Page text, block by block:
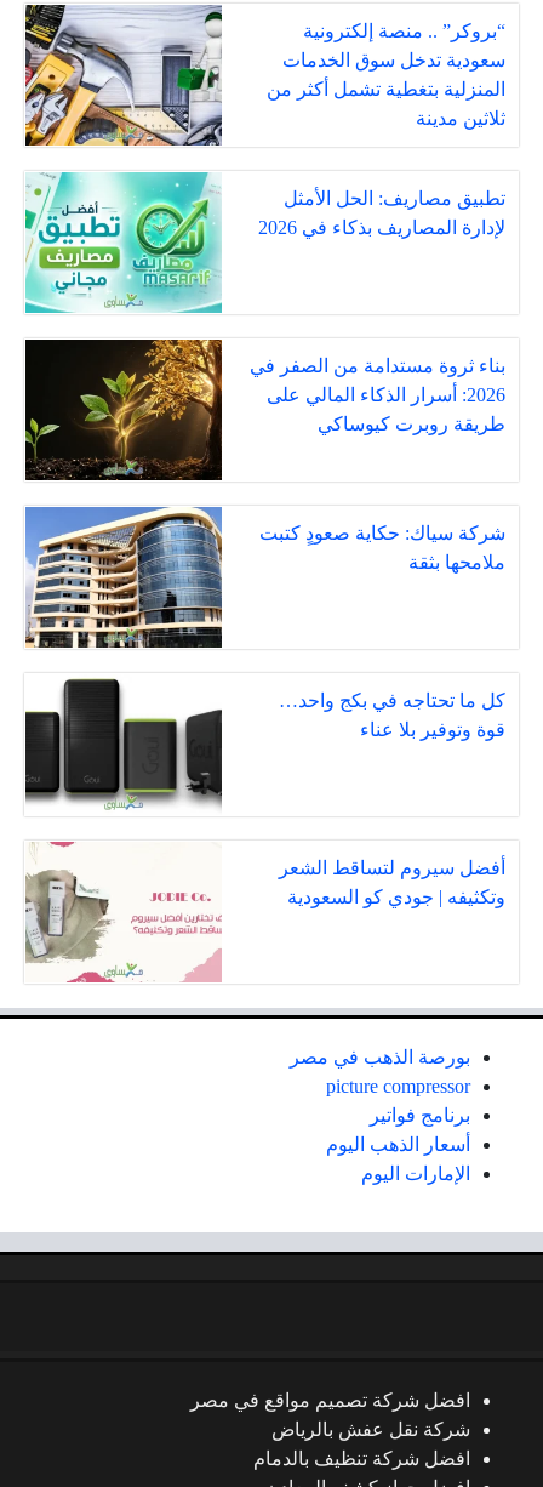
“بروكر” .. منصة إلكترونية
سعودية تدخل سوق الخدمات
المنزلية بتغطية تشمل أكثر من
ثلاثين مدينة
تطبيق مصاريف: الحل الأمثل
لإدارة المصاريف بذكاء في 2026
بناء ثروة مستدامة من الصفر في
2026: أسرار الذكاء المالي على
طريقة روبرت كيوساكي
شركة سياك: حكاية صعودٍ كتبت
ملامحها بثقة
كل ما تحتاجه في بكج واحد…
قوة وتوفير بلا عناء
أفضل سيروم لتساقط الشعر
وتكثيفه | جودي كو السعودية
بورصة الذهب في مصر
picture compressor
برنامج فواتير
أسعار الذهب اليوم
الإمارات اليوم
افضل شركة تصميم مواقع في مصر
شركة نقل عفش بالرياض
افضل شركة تنظيف بالدمام